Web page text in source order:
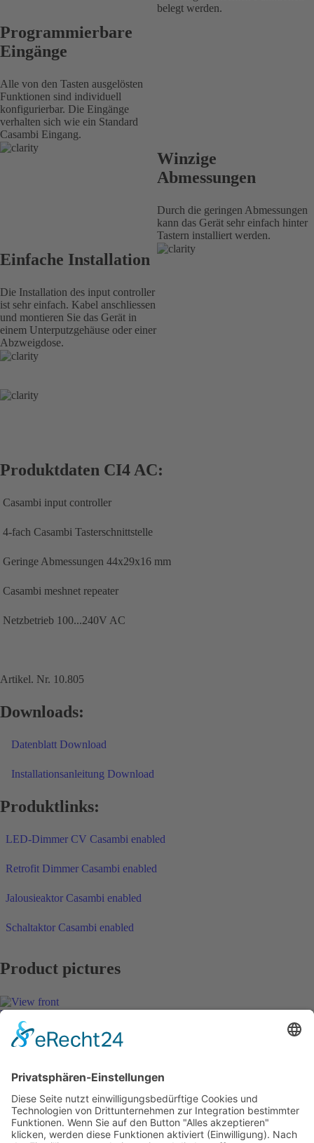
belegt werden.
Programmierbare
Eingänge
Alle von den Tasten ausgelösten
Funktionen sind individuell
konfigurierbar. Die Eingänge
verhalten sich wie ein Standard
Casambi Eingang.
Winzige
Abmessungen
Durch die geringen Abmessungen
kann das Gerät sehr einfach hinter
Tastern installiert werden.
Einfache Installation
Die Installation des input controller
ist sehr einfach. Kabel anschliessen
und montieren Sie das Gerät in
einem Unterputzgehäuse oder einer
Abzweigdose.
Produktdaten CI4 AC:
Casambi input controller
4-fach Casambi Tasterschnittstelle
Geringe Abmessungen 44x29x16 mm
Casambi meshnet repeater
Netzbetrieb 100...240V AC
Artikel. Nr. 10.805
Downloads:
Datenblatt Download
Installationsanleitung Download
Produktlinks:
LED-Dimmer CV Casambi enabled
Retrofit Dimmer Casambi enabled
Jalousieaktor Casambi enabled
Schaltaktor Casambi enabled
Product pictures
View front
View ISO
Casambi APP
Casambi
Warum Casambi
MTC maintronic